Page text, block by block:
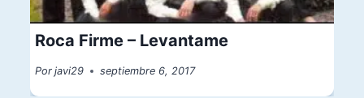
Roca Firme – Levantame
Por javi29 septiembre 6, 2017